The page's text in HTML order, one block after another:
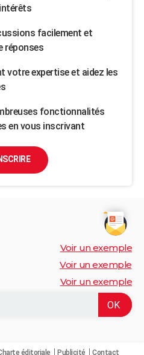
facilement et
réponses
votre expertise et aidez les
fonctionnalités
en vous inscrivant
Voir un exemple
Voir un exemple
Voir un exemple
éditoriale Publicité Contact